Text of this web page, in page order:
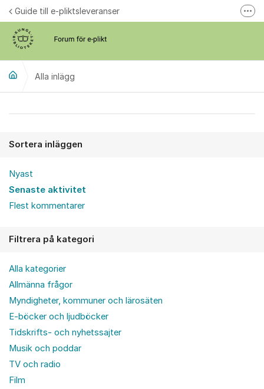
Hoppa till innehåll
Guide till e-pliktsleveranser
Alla inlägg
Sortera inläggen
Nyast
Senaste aktivitet
Flest kommentarer
Filtrera på kategori
Alla kategorier
Allmänna frågor
Myndigheter, kommuner och lärosäten
E-böcker och ljudböcker
Tidskrifts- och nyhetssajter
Musik och poddar
TV och radio
Film